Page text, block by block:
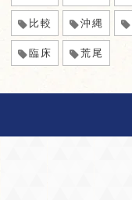
比較 沖縄
臨床 荒尾